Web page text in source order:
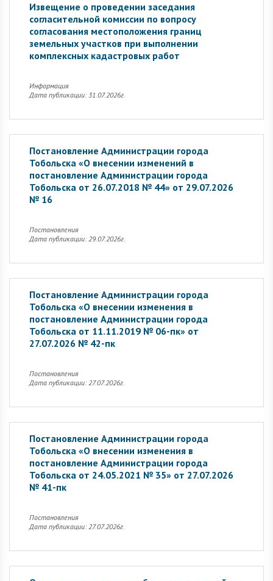
Извещение о проведении заседания
согласительной комиссии по вопросу
согласования местоположения границ
земельных участков при выполнении
комплексных кадастровых работ
Информация
Дата публикации: 31.07.2026г.
Постановление Администрации города
Тобольска «О внесении изменений в
постановление Администрации города
Тобольска от 26.07.2018 № 44» от 29.07.2026
№ 16
Постановления
Дата публикации: 29.07.2026г.
Постановление Администрации города
Тобольска «О внесении изменения в
постановление Администрации города
Тобольска от 11.11.2019 № 06-пк» от
27.07.2026 № 42-пк
Постановления
Дата публикации: 27.07.2026г.
Постановление Администрации города
Тобольска «О внесении изменения в
постановление Администрации города
Тобольска от 24.05.2021 № 35» от 27.07.2026
№ 41-пк
Постановления
Дата публикации: 27.07.2026г.